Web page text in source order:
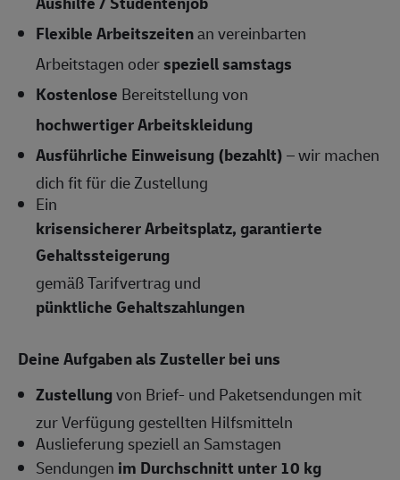
Flexible Arbeitszeitenan vereinbarten
Arbeitstagen oderspeziell samstags
Kostenlose Bereitstellung von
hochwertiger Arbeitskleidung
Ausführliche Einweisung (bezahlt)– wir machen
dich fit für die Zustellung
Ein
krisensicherer Arbeitsplatz, garantierte
Gehaltssteigerung
gemäß Tarifvertrag und
pünktliche Gehaltszahlungen
Deine Aufgaben als Zusteller bei uns
Zustellungvon Brief- und Paketsendungen mit
zur Verfügung gestellten Hilfsmitteln
Auslieferung speziell an Samstagen
Sendungen im Durchschnitt unter 10 kg